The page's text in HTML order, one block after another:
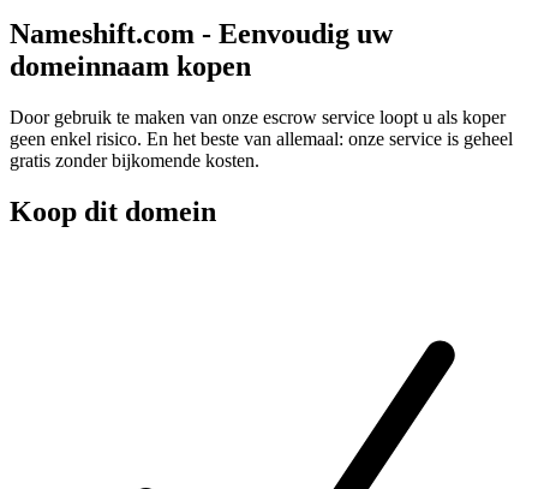
Nameshift.com - Eenvoudig uw
domeinnaam kopen
Door gebruik te maken van onze escrow service loopt u als koper
geen enkel risico. En het beste van allemaal: onze service is geheel
gratis zonder bijkomende kosten.
Koop dit domein